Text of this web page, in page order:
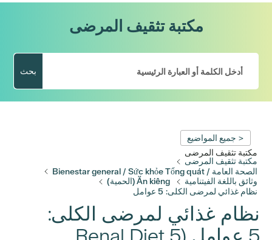
مكتبة تثقيف المرضى
بحث
< جميع المواضيع
مكتبة تثقيف المرضى
مكتبة تثقيف المرضى
الصحة العامة / Bienestar general / Sức khỏe Tổng quát
وثائق باللغة الفيتنامية
Ăn kiêng (الحمية)
نظام غذائي لمرضى الكلى: 5 عوامل
نظام غذائي لمرضى الكلى: